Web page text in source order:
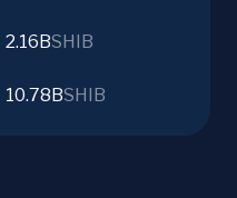
2.16BSHIB
10.78BSHIB